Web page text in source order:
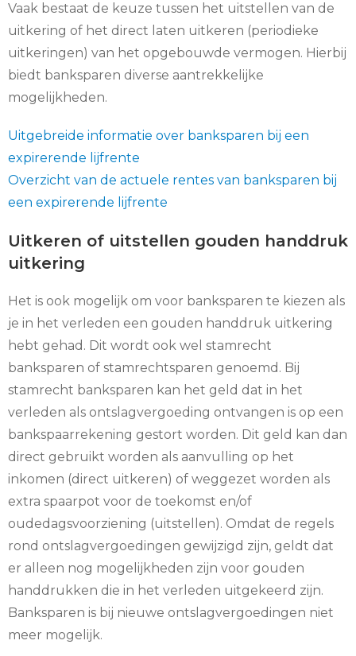
Vaak bestaat de keuze tussen het uitstellen van de
uitkering of het direct laten uitkeren (periodieke
uitkeringen) van het opgebouwde vermogen. Hierbij
biedt banksparen diverse aantrekkelijke
mogelijkheden.
Uitgebreide informatie over banksparen bij een
expirerende lijfrente
Overzicht van de actuele rentes van banksparen bij
een expirerende lijfrente
Uitkeren of uitstellen gouden handdruk
uitkering
Het is ook mogelijk om voor banksparen te kiezen als
je in het verleden een gouden handdruk uitkering
hebt gehad. Dit wordt ook wel stamrecht
banksparen of stamrechtsparen genoemd. Bij
stamrecht banksparen kan het geld dat in het
verleden als ontslagvergoeding ontvangen is op een
bankspaarrekening gestort worden. Dit geld kan dan
direct gebruikt worden als aanvulling op het
inkomen (direct uitkeren) of weggezet worden als
extra spaarpot voor de toekomst en/of
oudedagsvoorziening (uitstellen). Omdat de regels
rond ontslagvergoedingen gewijzigd zijn, geldt dat
er alleen nog mogelijkheden zijn voor gouden
handdrukken die in het verleden uitgekeerd zijn.
Banksparen is bij nieuwe ontslagvergoedingen niet
meer mogelijk.